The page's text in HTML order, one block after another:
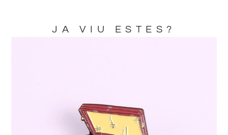
JA VIU ESTES?